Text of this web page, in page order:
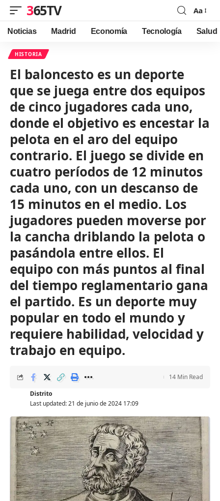
365TV
Font
Resizer
Aa
Noticias Madrid Economía Tecnología Salud
HISTORIA
El baloncesto es un deporte
que se juega entre dos equipos
de cinco jugadores cada uno,
donde el objetivo es encestar la
pelota en el aro del equipo
contrario. El juego se divide en
cuatro períodos de 12 minutos
cada uno, con un descanso de
15 minutos en el medio. Los
jugadores pueden moverse por
la cancha driblando la pelota o
pasándola entre ellos. El
equipo con más puntos al final
del tiempo reglamentario gana
el partido. Es un deporte muy
popular en todo el mundo y
requiere habilidad, velocidad y
trabajo en equipo.
Last updated: 21 de junio de 2024 17:09
Distrito
14 Min Read